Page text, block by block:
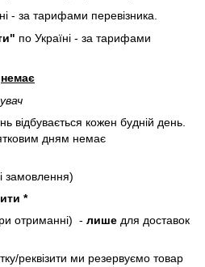
- за тарифами перевізника.
по Україні - за тарифами
немає
відбувається кожен будній день.
дням немає
замовлення)
*
отриманні) - лише для доставок
реквізити ми резервуємо товар